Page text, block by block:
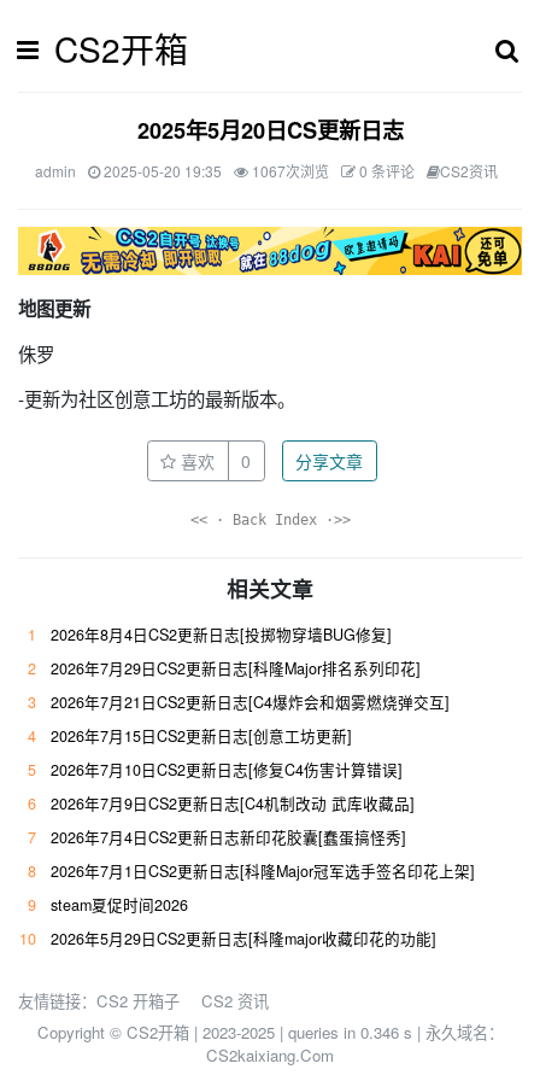
CS2开箱
2025年5月20日CS更新日志
admin 2025-05-20 19:35 1067次浏览 0 条评论 CS2资讯
地图更新
侏罗
-更新为社区创意工坊的最新版本。
喜欢 0 分享文章
<< · Back Index ·>>
相关文章
1
2026年8月4日CS2更新日志[投掷物穿墙BUG修复]
2
2026年7月29日CS2更新日志[科隆Major排名系列印花]
3
2026年7月21日CS2更新日志[C4爆炸会和烟雾燃烧弹交互]
4
2026年7月15日CS2更新日志[创意工坊更新]
5
2026年7月10日CS2更新日志[修复C4伤害计算错误]
6
2026年7月9日CS2更新日志[C4机制改动 武库收藏品]
7
2026年7月4日CS2更新日志新印花胶囊[蠢蛋搞怪秀]
8
2026年7月1日CS2更新日志[科隆Major冠军选手签名印花上架]
9
steam夏促时间2026
10
2026年5月29日CS2更新日志[科隆major收藏印花的功能]
友情链接： CS2 开箱子
CS2 资讯
Copyright © CS2开箱 | 2023-2025 | queries in 0.346 s | 永久域名：
CS2kaixiang.Com